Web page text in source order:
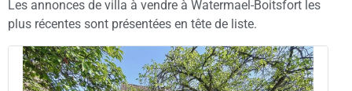
Les annonces de villa à vendre à Watermael-Boitsfort les
plus récentes sont présentées en tête de liste.